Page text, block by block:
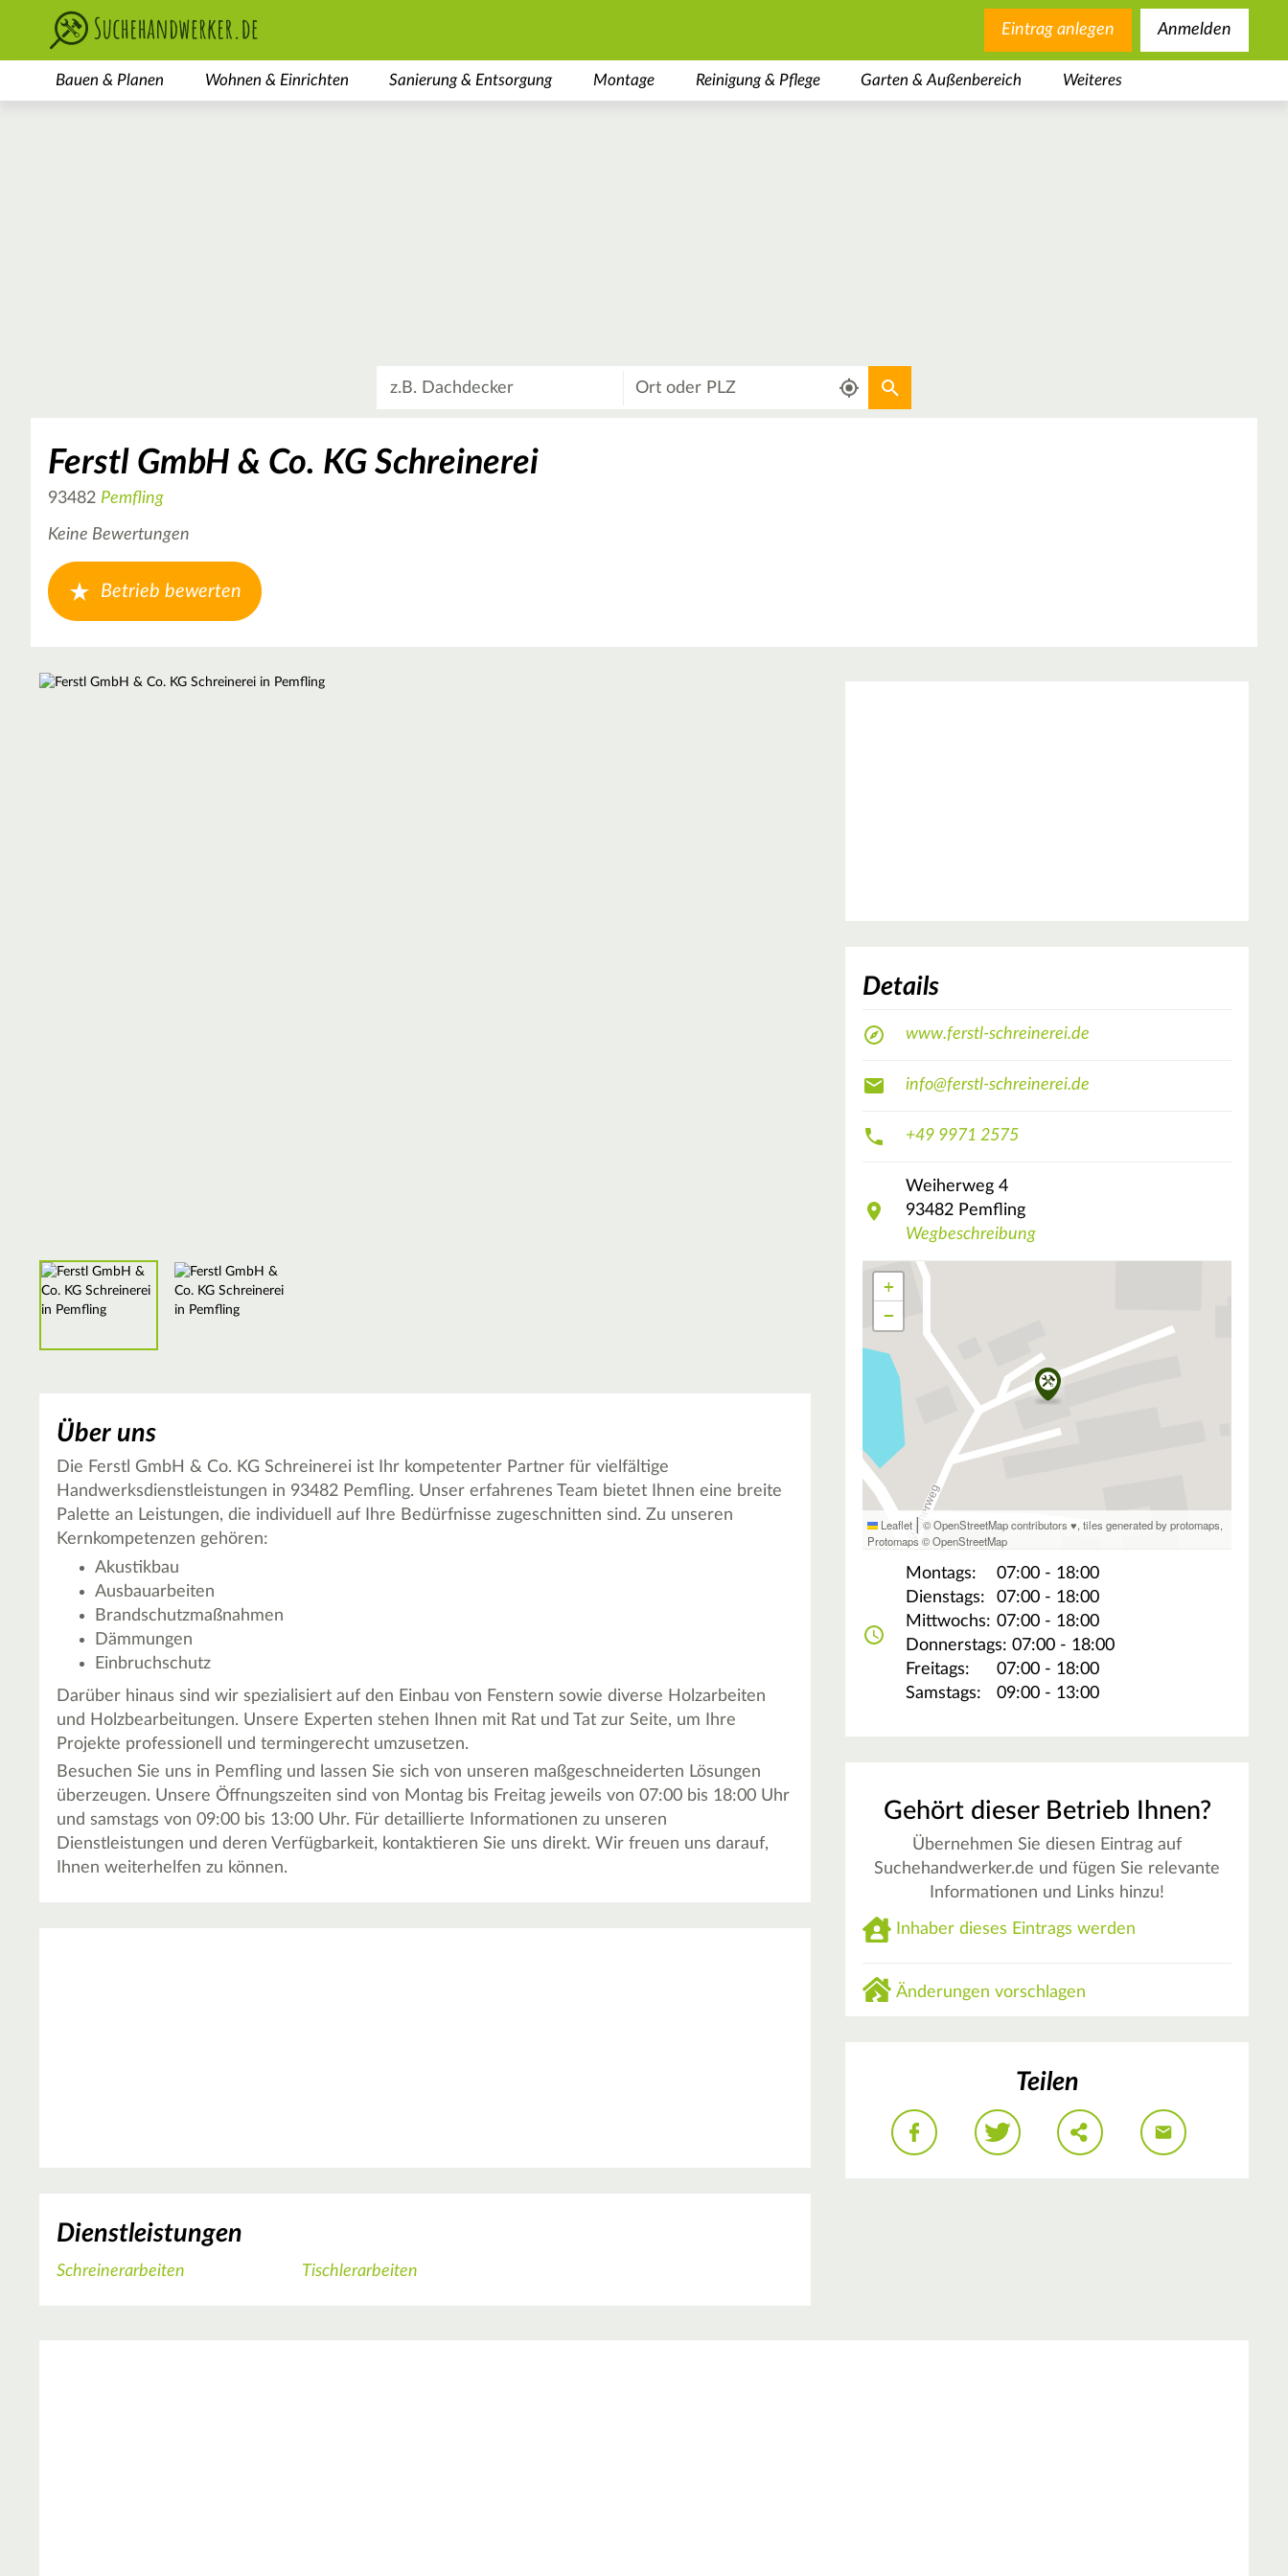
Eintrag anlegen Anmelden
Bauen & Planen Wohnen & Einrichten Sanierung & Entsorgung Montage Reinigung & Pflege Garten & Außenbereich Weiteres
Aktuellen Standort verwenden
Ferstl GmbH & Co. KG Schreinerei
93482 Pemfling
Keine Bewertungen
Betrieb bewerten
Über uns
Die Ferstl GmbH & Co. KG Schreinerei ist Ihr kompetenter Partner für vielfältige
Handwerksdienstleistungen in 93482 Pemfling. Unser erfahrenes Team bietet Ihnen eine breite
Palette an Leistungen, die individuell auf Ihre Bedürfnisse zugeschnitten sind. Zu unseren
Kernkompetenzen gehören:
Akustikbau
Ausbauarbeiten
Brandschutzmaßnahmen
Dämmungen
Einbruchschutz
Darüber hinaus sind wir spezialisiert auf den Einbau von Fenstern sowie diverse Holzarbeiten
und Holzbearbeitungen. Unsere Experten stehen Ihnen mit Rat und Tat zur Seite, um Ihre
Projekte professionell und termingerecht umzusetzen.
Besuchen Sie uns in Pemfling und lassen Sie sich von unseren maßgeschneiderten Lösungen
überzeugen. Unsere Öffnungszeiten sind von Montag bis Freitag jeweils von 07:00 bis 18:00 Uhr
und samstags von 09:00 bis 13:00 Uhr. Für detaillierte Informationen zu unseren
Dienstleistungen und deren Verfügbarkeit, kontaktieren Sie uns direkt. Wir freuen uns darauf,
Ihnen weiterhelfen zu können.
Dienstleistungen
Schreinerarbeiten Tischlerarbeiten
Details
www.ferstl-schreinerei.de
info@ferstl-schreinerei.de
+49 9971 2575
Weiherweg 4
93482 Pemfling
Wegbeschreibung
+
−
Leaflet | © OpenStreetMap contributors ♥,tiles generated by protomaps,
Protomaps ©OpenStreetMap
Montags:
07:00 - 18:00
Dienstags:
07:00 - 18:00
Mittwochs: 07:00 - 18:00
Donnerstags: 07:00 - 18:00
Freitags:
07:00 - 18:00
Samstags:
09:00 - 13:00
Gehört dieser Betrieb Ihnen?
Übernehmen Sie diesen Eintrag auf
Suchehandwerker.de und fügen Sie relevante
Informationen und Links hinzu!
Inhaber dieses Eintrags werden
Änderungen vorschlagen
Teilen